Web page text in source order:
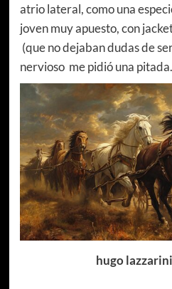
atrio lateral, como una
joven muy apuesto, con
(que no dejaban dudas de
nervioso me pidió una pitada.
hugo